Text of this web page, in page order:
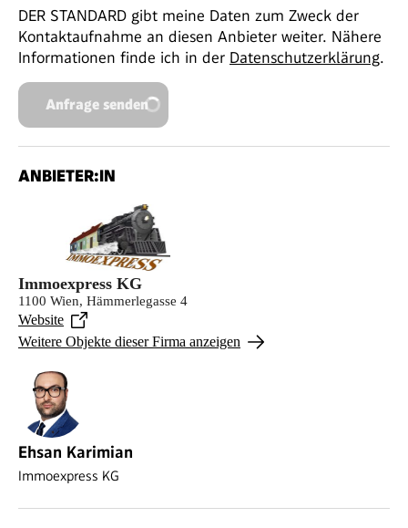
DER STANDARD gibt meine Daten zum Zweck der
Kontaktaufnahme an diesen Anbieter weiter. Nähere
Informationen finde ich in der Datenschutzerklärung.
Anfrage senden
ANBIETER:IN
Immoexpress KG
1100 Wien, Hämmerlegasse 4
Website
Weitere Objekte dieser Firma anzeigen
Ehsan Karimian
Immoexpress KG